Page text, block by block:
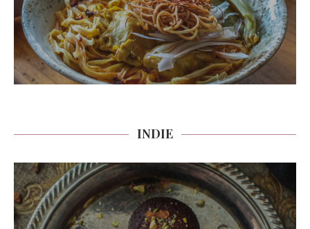
INDIE